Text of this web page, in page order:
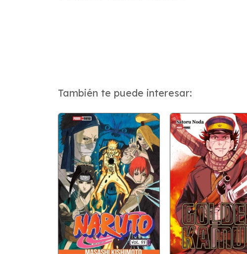
También te puede interesar: